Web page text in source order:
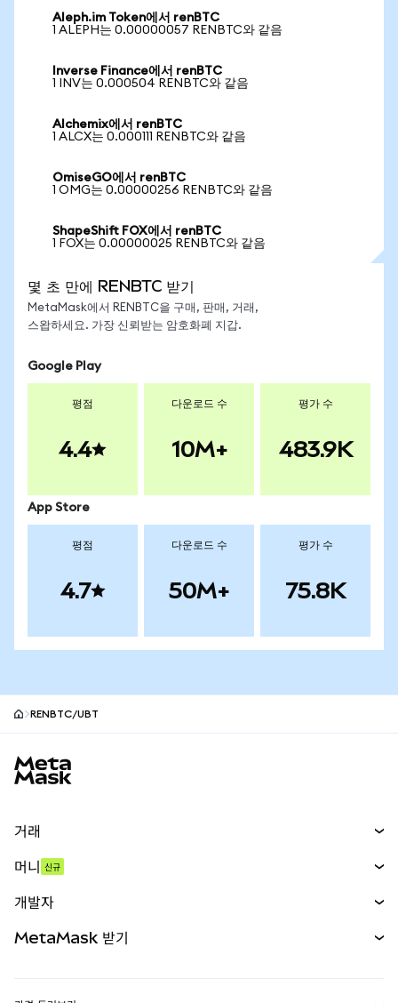
Aleph.im Token에서 renBTC
1 ALEPH는 0.00000057 RENBTC와 같음
Inverse Finance에서 renBTC
1 INV는 0.000504 RENBTC와 같음
Alchemix에서 renBTC
1 ALCX는 0.000111 RENBTC와 같음
OmiseGO에서 renBTC
1 OMG는 0.00000256 RENBTC와 같음
ShapeShift FOX에서 renBTC
1 FOX는 0.00000025 RENBTC와 같음
몇 초 만에 RENBTC 받기
MetaMask에서 RENBTC을 구매, 판매, 거래,
스왑하세요. 가장 신뢰받는 암호화폐 지갑.
Google Play
평점
4.4
다운로드 수
10M+
평가 수
483.9K
App Store
평점
4.7
다운로드 수
50M+
평가 수
75.8K
RENBTC/UBT
거래
무기한 선물
실물자산
머니 신규
개발자
MetaMask 받기